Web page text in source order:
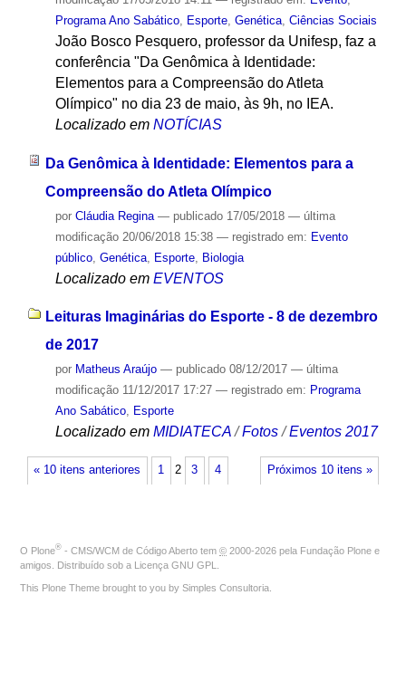
Programa Ano Sabático, Esporte, Genética, Ciências Sociais
João Bosco Pesquero, professor da Unifesp, faz a
conferência "Da Genômica à Identidade:
Elementos para a Compreensão do Atleta
Olímpico" no dia 23 de maio, às 9h, no IEA.
Localizado em NOTÍCIAS
Da Genômica à Identidade: Elementos para a
Compreensão do Atleta Olímpico
por Cláudia Regina — publicado17/05/2018 — última
modificação20/06/2018 15:38 — registrado em: Evento
público, Genética, Esporte, Biologia
Localizado em EVENTOS
Leituras Imaginárias do Esporte - 8 de dezembro
de 2017
por Matheus Araújo — publicado08/12/2017 — última
modificação11/12/2017 17:27 — registrado em: Programa
Ano Sabático, Esporte
Localizado em MIDIATECA /Fotos /Eventos 2017
« 10 itens anteriores Próximos 10 itens »
1 2 3 4
O Plone® - CMS/WCM de Código Aberto tem © 2000-2026 pela Fundação Plone e
amigos. Distribuído sob a Licença GNU GPL
This Plone Theme brought to you by Simples Consultoria